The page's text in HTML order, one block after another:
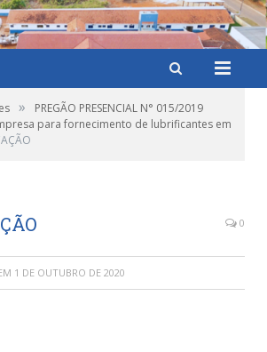
»
PREGÃO PRESENCIAL N° 015/2019
para fornecimento de lubrificantes em
0
1 DE OUTUBRO DE 2020